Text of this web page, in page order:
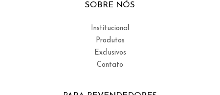
SOBRE NÓS
Institucional
Produtos
Exclusivos
Contato